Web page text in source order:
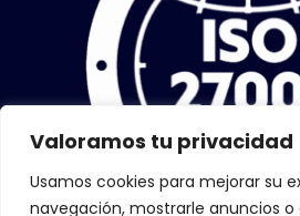
Valoramos tu privacidad
Usamos cookies para mejorar su
navegación, mostrarle anuncios